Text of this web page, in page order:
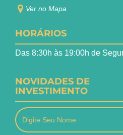
Ver no Mapa
HORÁRIOS
Das 8:30h às 19:00h de
NOVIDADES DE
INVESTIMENTO